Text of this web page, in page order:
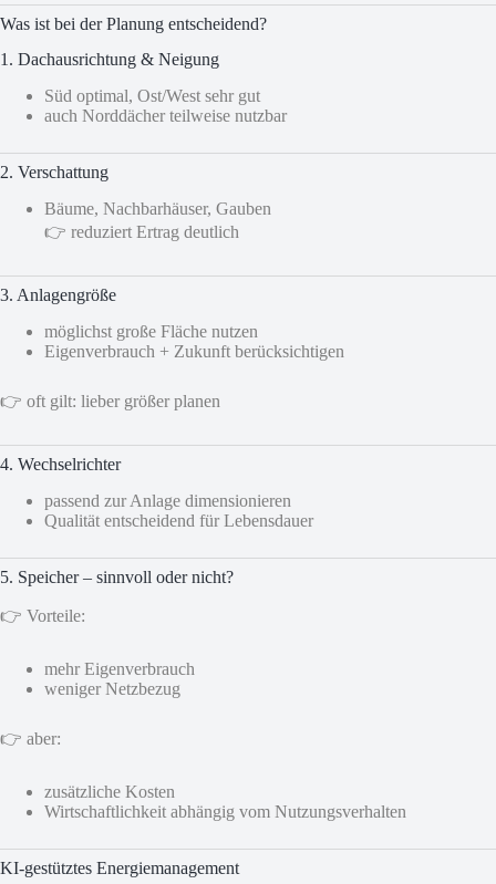
Was ist bei der Planung entscheidend?
1. Dachausrichtung & Neigung
Süd optimal, Ost/West sehr gut
auch Norddächer teilweise nutzbar
2. Verschattung
Bäume, Nachbarhäuser, Gauben
👉 reduziert Ertrag deutlich
3. Anlagengröße
möglichst große Fläche nutzen
Eigenverbrauch + Zukunft berücksichtigen
👉 oft gilt: lieber größer planen
4. Wechselrichter
passend zur Anlage dimensionieren
Qualität entscheidend für Lebensdauer
5. Speicher – sinnvoll oder nicht?
👉 Vorteile:
mehr Eigenverbrauch
weniger Netzbezug
👉 aber:
zusätzliche Kosten
Wirtschaftlichkeit abhängig vom Nutzungsverhalten
KI-gestütztes Energiemanagement